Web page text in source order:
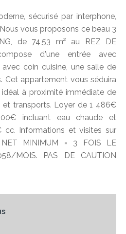
sécurisé par interphone,
vous proposons ce beau 3
de 74,53 m² au REZ DE
d'une entrée avec
coin cuisine, une salle de
Cet appartement vous séduira
à proximité immédiate de
et transports. Loyer de 1 486€
incluant eau chaude et
cc. Informations et visites sur
NET MINIMUM = 3 FOIS LE
MOIS. PAS DE CAUTION